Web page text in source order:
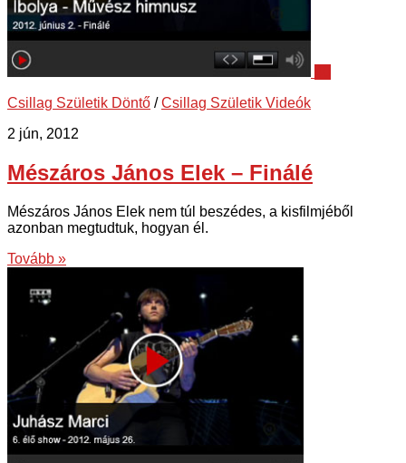
Csillag Születik Döntő /Csillag Születik Videók
2 jún, 2012
Mészáros János Elek – Finálé
Mészáros János Elek nem túl beszédes, a kisfilmjéből
azonban megtudtuk, hogyan él.
Tovább »